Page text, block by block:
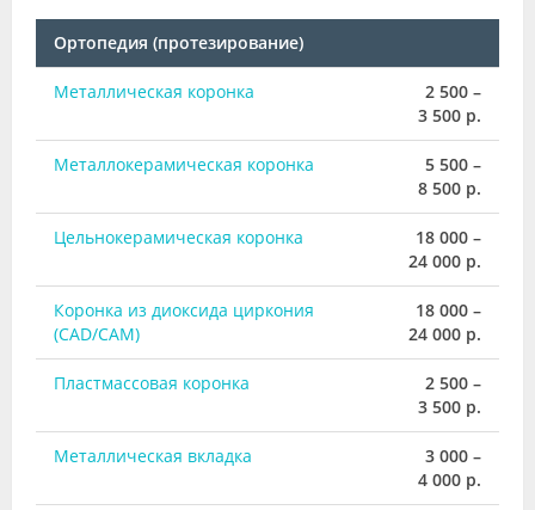
Ортопедия (протезирование)
Металлическая коронка
2 500 –
3 500 р.
Металлокерамическая коронка
5 500 –
8 500 р.
Цельнокерамическая коронка
18 000 –
24 000 р.
Коронка из диоксида циркония
(CAD/CAM)
18 000 –
24 000 р.
Пластмассовая коронка
2 500 –
3 500 р.
Металлическая вкладка
3 000 –
4 000 р.